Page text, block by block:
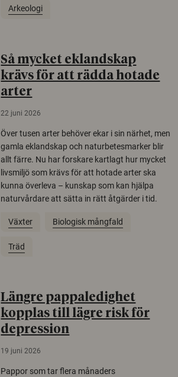
Arkeologi
Så mycket eklandskap
krävs för att rädda hotade
arter
22 juni 2026
Över tusen arter behöver ekar i sin närhet, men
gamla eklandskap och naturbetesmarker blir
allt färre. Nu har forskare kartlagt hur mycket
livsmiljö som krävs för att hotade arter ska
kunna överleva – kunskap som kan hjälpa
naturvårdare att sätta in rätt åtgärder i tid.
Växter Biologisk mångfald
Träd
Längre pappaledighet
kopplas till lägre risk för
depression
19 juni 2026
Pappor som tar flera månaders